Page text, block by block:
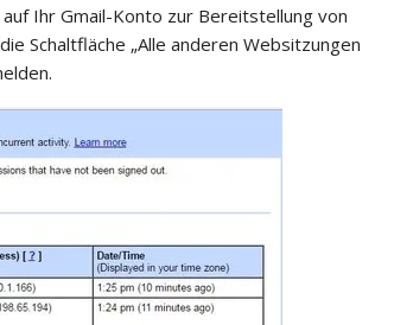
Ihr Gmail-Konto zur Bereitstellung von
Schaltfläche „Alle anderen Websitzungen